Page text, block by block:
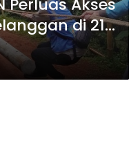
Perluas Akses
di 210